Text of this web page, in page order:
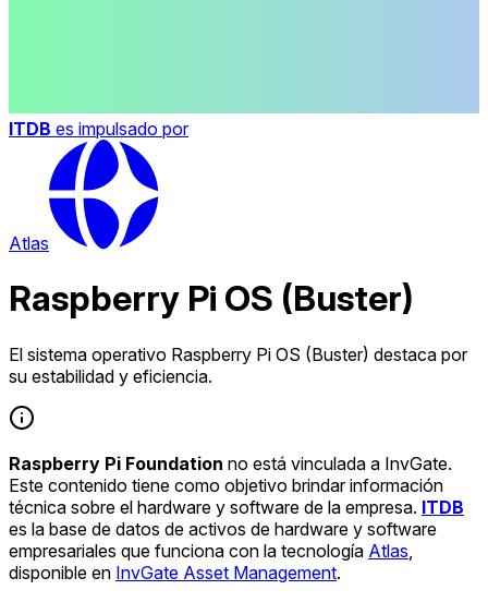
ITDB es impulsado por
Atlas
Raspberry Pi OS (Buster)
El sistema operativo Raspberry Pi OS (Buster) destaca por
su estabilidad y eficiencia.
Raspberry Pi Foundation no está vinculada a InvGate.
Este contenido tiene como objetivo brindar información
técnica sobre el hardware y software de la empresa. ITDB
es la base de datos de activos de hardware y software
empresariales que funciona con la tecnología Atlas
disponible en InvGate Asset Management.